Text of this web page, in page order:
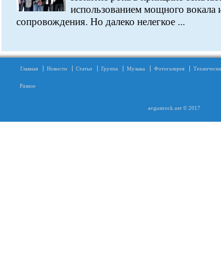
использованием мощного
сопровождения. Но далеко нелегкое ...
Главная Новости Статьи Группа Музыка Фотогалерея
Разное
avgustrock.net © 2017